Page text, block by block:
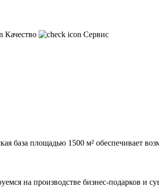
Качество
Сервис
база площадью 1500 м² обеспечивает
на производстве бизнес-подарков и